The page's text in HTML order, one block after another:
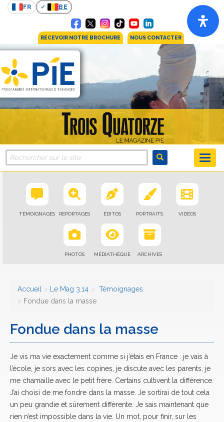
FR BE
RECEVOIR NOTRE BROCHURE NOUS CONTACTER
TÉMOIGNAGES REPORTAGES ÉDITOS PORTRAITS VIDÉOS
PHOTOS MÉDIATHÈQUE ARCHIVES
Accueil Le Mag 3.14
Témoignages
Fondue dans la masse
Fondue dans la masse
Je vis ma vie exactement comme si j’étais en France : je vais à
l’école, je sors avec les copines, je discute avec les parents, je
me chamaille avec le petit frère. Certains cultivent la différence.
J’ai choisi de me fondre dans la masse. Je sortirai de tout cela
un peu grandie et sûrement différente. Je sais maintenant que
rien n’est impossible dans la vie. Un mot, pour finir, sur les